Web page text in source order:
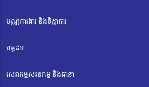
បណ្ណការងារ និងទិដ្ឋាការ
ពន្ធដារ
សេវាកម្មសវនកម្ម និងធានា